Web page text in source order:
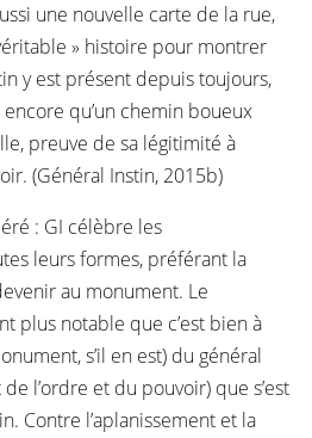
une nouvelle carte de la rue,
» histoire pour montrer
y est présent depuis toujours,
encore qu’un chemin boueux
preuve de sa légitimité à
(Général Instin, 2015b)
: GI célèbre les
leurs formes, préférant la
au monument. Le
plus notable que c’est bien à
s’il en est) du général
l’ordre et du pouvoir) que s’est
Contre l’aplanissement et la